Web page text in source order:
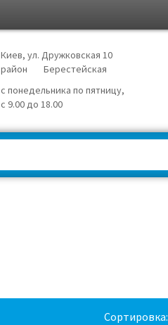
Киев, ул. Дружковская 10
район
Берестейская
с понедельника по пятницу,
с 9.00 до 18.00
Сортировка: